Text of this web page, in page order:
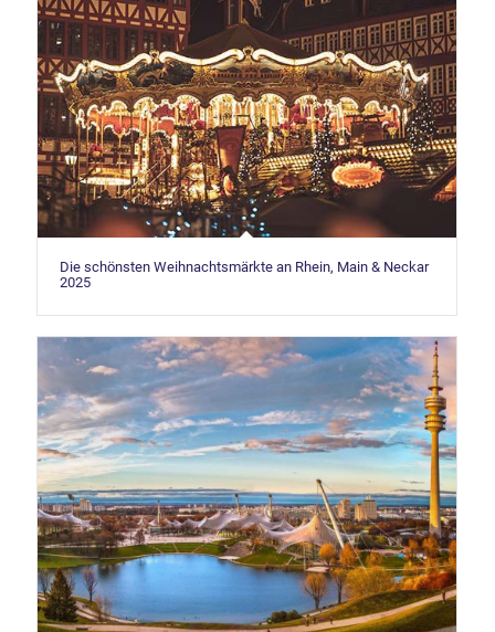
Die schönsten Weihnachtsmärkte an Rhein, Main & Neckar
2025